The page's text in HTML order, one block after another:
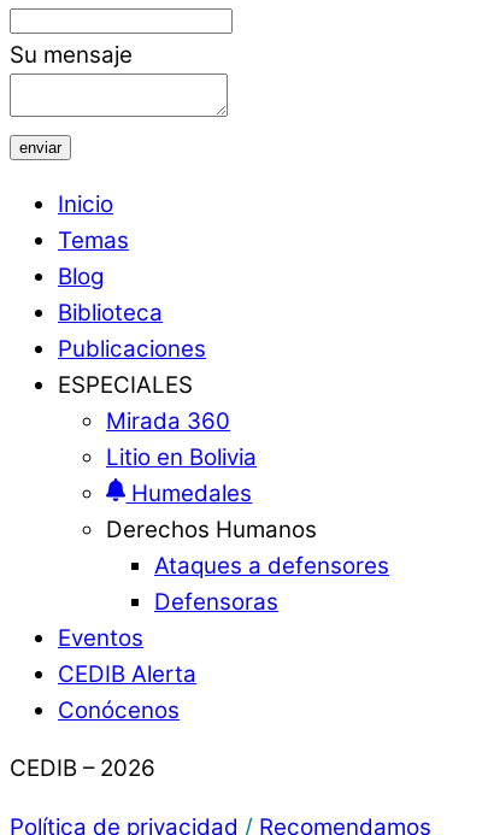
Su mensaje
enviar
Inicio
Temas
Blog
Biblioteca
Publicaciones
ESPECIALES
Mirada 360
Litio en Bolivia
Humedales
Derechos Humanos
Ataques a defensores
Defensoras
Eventos
CEDIB Alerta
Conócenos
CEDIB – 2026
Política de privacidad / Recomendamos